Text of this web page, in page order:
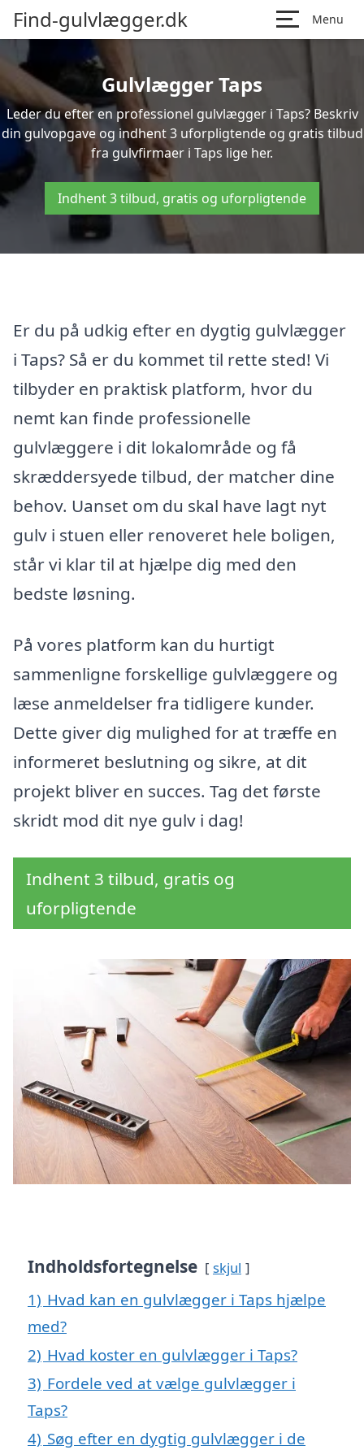
Find-gulvlægger.dk Menu
Gulvlægger Taps
Leder du efter en professionel gulvlægger i Taps? Beskriv
din gulvopgave og indhent 3 uforpligtende og gratis tilbud
fra gulvfirmaer i Taps lige her.
Indhent 3 tilbud, gratis og uforpligtende
Er du på udkig efter en dygtig gulvlægger
i Taps? Så er du kommet til rette sted! Vi
tilbyder en praktisk platform, hvor du
nemt kan finde professionelle
gulvlæggere i dit lokalområde og få
skræddersyede tilbud, der matcher dine
behov. Uanset om du skal have lagt nyt
gulv i stuen eller renoveret hele boligen,
står vi klar til at hjælpe dig med den
bedste løsning.
På vores platform kan du hurtigt
sammenligne forskellige gulvlæggere og
læse anmeldelser fra tidligere kunder.
Dette giver dig mulighed for at træffe en
informeret beslutning og sikre, at dit
projekt bliver en succes. Tag det første
skridt mod dit nye gulv i dag!
Indhent 3 tilbud, gratis og
uforpligtende
Indholdsfortegnelse skjul
1) Hvad kan en gulvlægger i Taps hjælpe
med?
2) Hvad koster en gulvlægger i Taps?
3) Fordele ved at vælge gulvlægger i
Taps?
4) Søg efter en dygtig gulvlægger i de